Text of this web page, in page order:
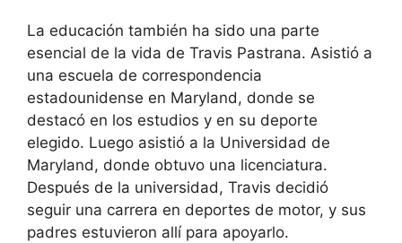
La educación también ha sido una parte
esencial de la vida de Travis Pastrana. Asistió a
una escuela de correspondencia
estadounidense en Maryland, donde se
destacó en los estudios y en su deporte
elegido. Luego asistió a la Universidad de
Maryland, donde obtuvo una licenciatura.
Después de la universidad, Travis decidió
seguir una carrera en deportes de motor, y sus
padres estuvieron allí para apoyarlo.